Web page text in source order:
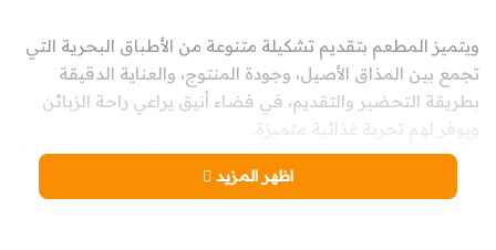
ويتميز المطعم بتقديم تشكيلة متنوعة من الأطباق البحرية التي
تجمع بين المذاق الأصيل، وجودة المنتوج، والعناية الدقيقة
بطريقة التحضير والتقديم، في فضاء أنيق يراعي راحة الزبائن
ويوفر لهم تجربة غذائية متميزة.
وقد أتيحت الفرصة لأعضاء المكتب المديري للاتحاد المغربي لكرة
القدم بالمشي تزامنا مع تنظيمه لمنافسات البطولة الوطنية
اظهر المزيد